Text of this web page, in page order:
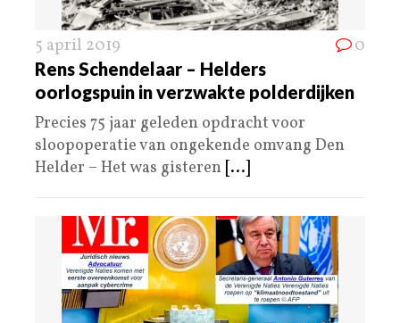
5 april 2019 0
Rens Schendelaar – Helders
oorlogspuin in verzwakte polderdijken
Precies 75 jaar geleden opdracht voor
sloopoperatie van ongekende omvang Den
Helder – Het was gisteren [...]